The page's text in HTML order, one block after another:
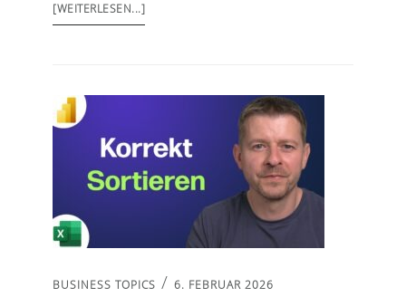
[WEITERLESEN...]
BUSINESS TOPICS /6. FEBRUAR 2026